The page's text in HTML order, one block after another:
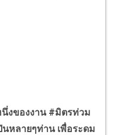
งของงาน #มิตรท่วม
หลายๆท่าน เพื่อระดม